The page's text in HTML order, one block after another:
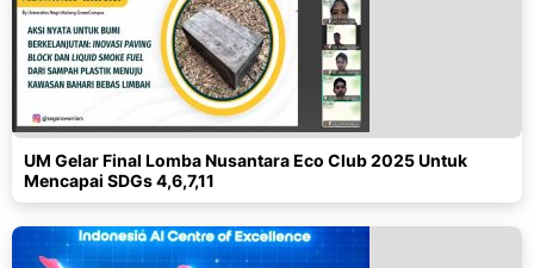
UM Gelar Final Lomba Nusantara Eco Club 2025 Untuk
Mencapai SDGs 4,6,7,11